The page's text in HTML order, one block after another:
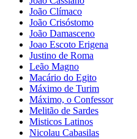
João Clímaco
João Crisóstomo
João Damasceno
Joao Escoto Erigena
Justino de Roma
Leão Magno
Macário do Egito
Máximo de Turim
Máximo, o Confessor
Melitão de Sardes
Misticos Latinos
Nicolau Cabasilas